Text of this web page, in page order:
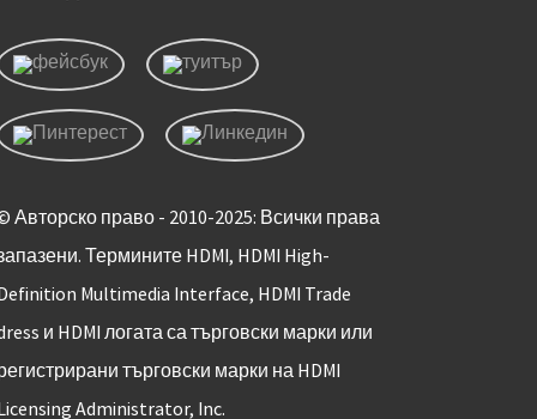
Авторско право - 2010-2025: Всички права
Термините HDMI, HDMI High-
Multimedia Interface, HDMI Trade
и HDMI логата са търговски марки или
търговски марки на HDMI
Administrator, Inc.